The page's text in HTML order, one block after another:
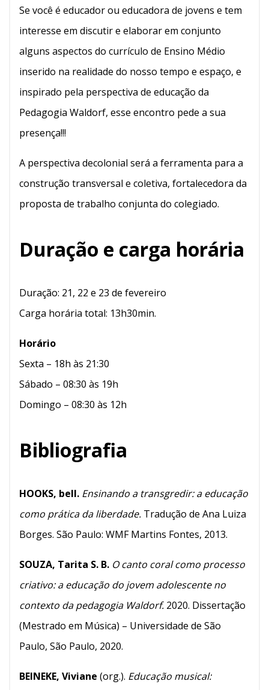
Se você é educador ou educadora de jovens e tem
interesse em discutir e elaborar em conjunto
alguns aspectos do currículo de Ensino Médio
inserido na realidade do nosso tempo e espaço, e
inspirado pela perspectiva de educação da
Pedagogia Waldorf, esse encontro pede a sua
presença!!!
A perspectiva decolonial será a ferramenta para a
construção transversal e coletiva, fortalecedora da
proposta de trabalho conjunta do colegiado.
Duração e carga horária
Duração: 21, 22 e 23 de fevereiro
Carga horária total: 13h30min.
Horário
Sexta – 18h às 21:30
Sábado – 08:30 às 19h
Domingo – 08:30 às 12h
Bibliografia
HOOKS, bell. Ensinando a transgredir: a educação
como prática da liberdade. Tradução de Ana Luiza
Borges. São Paulo: WMF Martins Fontes, 2013.
SOUZA, Tarita S. B. O canto coral como processo
criativo: a educação do jovem adolescente no
contexto da pedagogia Waldorf. 2020. Dissertação
(Mestrado em Música) – Universidade de São
Paulo, São Paulo, 2020.
BEINEKE, Viviane (org.). Educação musical: